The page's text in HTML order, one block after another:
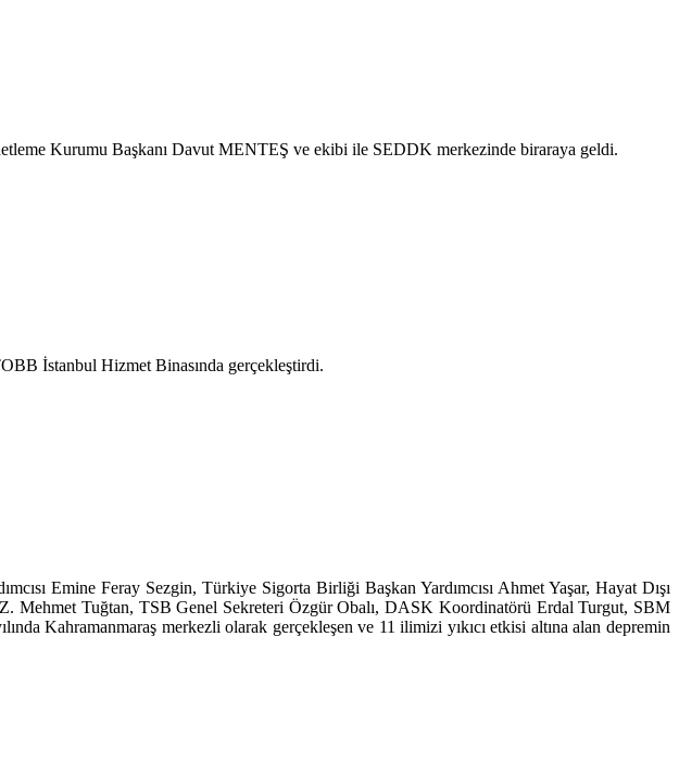
Kurumu Başkanı Davut MENTEŞ ve ekibi ile SEDDK merkezinde biraraya geldi.
İstanbul Hizmet Binasında gerçekleştirdi.
Emine Feray Sezgin, Türkiye Sigorta Birliği Başkan Yardımcısı Ahmet Yaşar, Hayat Dışı
Tuğtan, TSB Genel Sekreteri Özgür Obalı, DASK Koordinatörü Erdal Turgut, SBM
Kahramanmaraş merkezli olarak gerçekleşen ve 11 ilimizi yıkıcı etkisi altına alan depremin